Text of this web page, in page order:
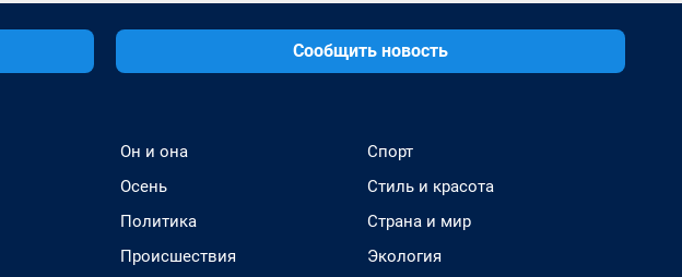
Сообщить новость
Он и она
Осень
Политика
Происшествия
Спорт
Стиль и красота
Страна и мир
Экология